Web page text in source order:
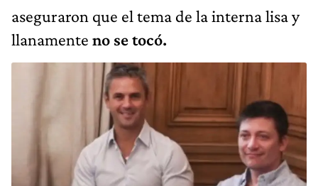
aseguraron que el tema de la interna lisa y
llanamente no se tocó.